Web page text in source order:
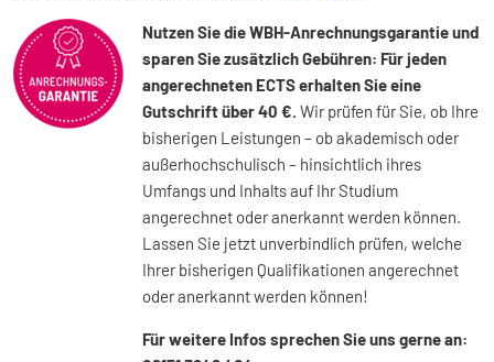
Nutzen Sie die WBH-Anrechnungsgarantie und
sparen Sie zusätzlich Gebühren: Für jeden
angerechneten ECTS erhalten Sie eine
Gutschrift über 40 €.Wir prüfen für Sie, ob Ihre
bisherigen Leistungen – ob akademisch oder
außerhochschulisch – hinsichtlich ihres
Umfangs und Inhalts auf Ihr Studium
angerechnet oder anerkannt werden können.
Lassen Sie jetzt unverbindlich prüfen, welche
Ihrer bisherigen Qualifikationen angerechnet
oder anerkannt werden können!
Für weitere Infos sprechen Sie uns gerne an: